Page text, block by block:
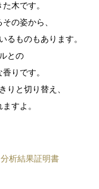
木です。
の姿から、
るものもあります。
との
りです。
りと切り替え、
すよ。
分析結果証明書